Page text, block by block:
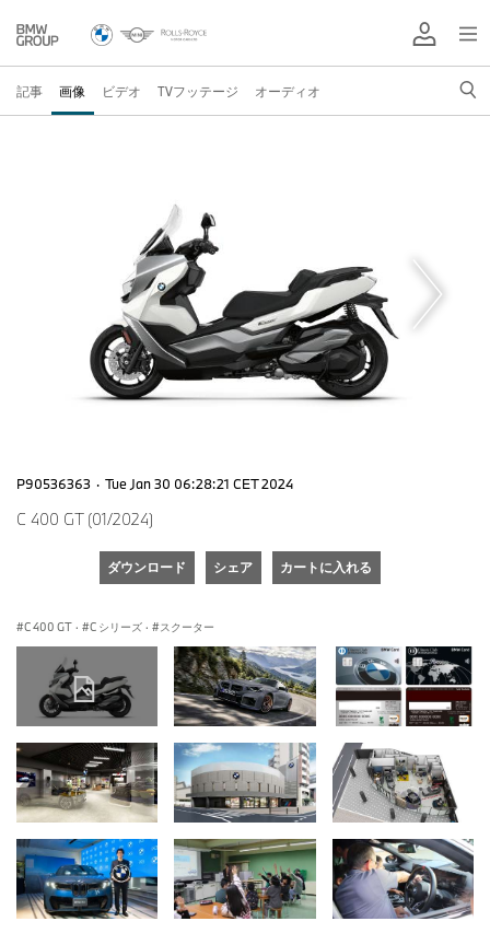
記事 画像 ビデオ TVフッテージ オーディオ
P90536363 · Tue Jan 30 06:28:21 CET 2024
C 400 GT (01/2024)
ダウンロード シェア カートに入れる
C 400 GT · C シリーズ · スクーター